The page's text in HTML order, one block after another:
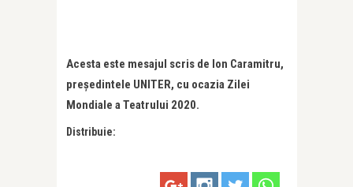
Acesta este mesajul scris de Ion Caramitru,
președintele UNITER, cu ocazia Zilei
Mondiale a Teatrului 2020.
Distribuie: